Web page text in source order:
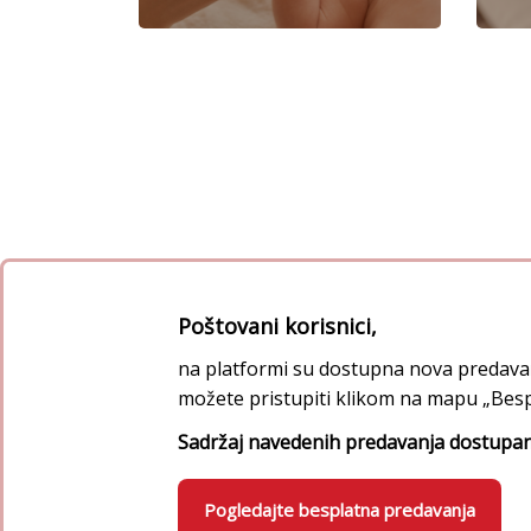
Preskoči [Cocoon] Custom HTML
Poštovani korisnici,
na platformi su dostupna nova
možete pristupiti klikom na mapu
Sadržaj navedenih predavanja
Pogledajte besplatna predavanja